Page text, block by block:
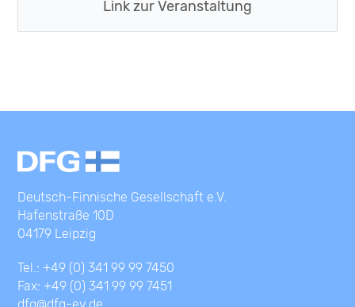
Link zur Veranstaltung
Deutsch-Finnische Gesellschaft e.V.
Hafenstraße 10D
04179 Leipzig
Tel.: +49 (0) 341 99 99 7450
Fax: +49 (0) 341 99 99 7451